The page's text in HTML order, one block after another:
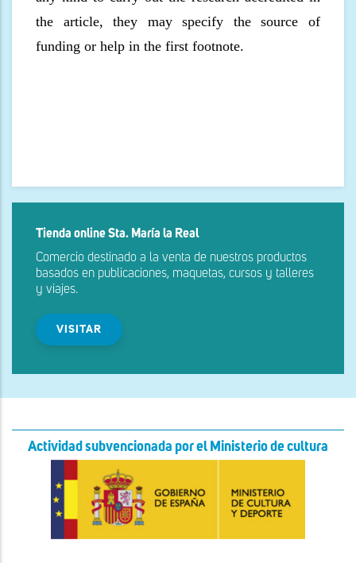
the article, they may specify the source of
funding or help in the first footnote.
Tienda online Sta. María la Real
Comercio destinado a la venta de nuestros productos
basados en publicaciones, maquetas, cursos y talleres
y viajes.
VISITAR
Actividad subvencionada por el Ministerio de cultura